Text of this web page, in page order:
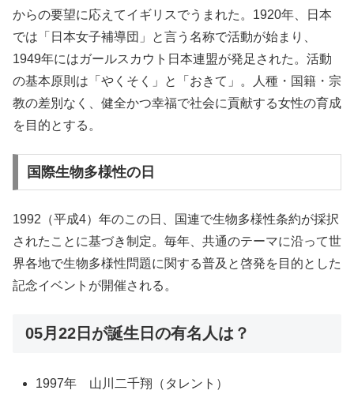
からの要望に応えてイギリスでうまれた。1920年、日本
では「日本女子補導団」と言う名称で活動が始まり、
1949年にはガールスカウト日本連盟が発足された。活動
の基本原則は「やくそく」と「おきて」。人種・国籍・宗
教の差別なく、健全かつ幸福で社会に貢献する女性の育成
を目的とする。
国際生物多様性の日
1992（平成4）年のこの日、国連で生物多様性条約が採択
されたことに基づき制定。毎年、共通のテーマに沿って世
界各地で生物多様性問題に関する普及と啓発を目的とした
記念イベントが開催される。
05月22日が誕生日の有名人は？
1997年 山川二千翔（タレント）